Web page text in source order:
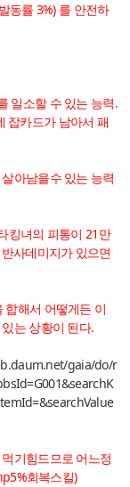
동률 3%) 를 안전하
일소할 수 있는 능력.
잡카드가 남아서 패
아남을수 있는 능력
킹녀의 피통이 21만
사데미지가 있으면
합해서 어떻게든 이
는 상황이 된다.
gaia/do/r
기힘드므로 어느정
회복스킬)